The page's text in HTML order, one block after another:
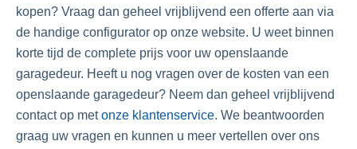
kopen? Vraag dan geheel vrijblijvend een offerte aan via
de handige configurator op onze website. U weet binnen
korte tijd de complete prijs voor uw openslaande
garagedeur. Heeft u nog vragen over de kosten van een
openslaande garagedeur? Neem dan geheel vrijblijvend
contact op metonze klantenservice. We beantwoorden
graag uw vragen en kunnen u meer vertellen over ons